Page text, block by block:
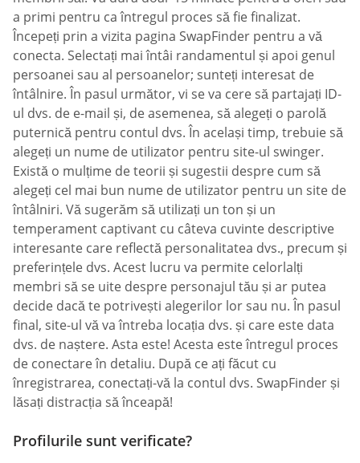
a primi pentru ca întregul proces să fie finalizat.
Începeți prin a vizita pagina SwapFinder pentru a vă
conecta. Selectați mai întâi randamentul și apoi genul
persoanei sau al persoanelor; sunteți interesat de
întâlnire. În pasul următor, vi se va cere să partajați ID-
ul dvs. de e-mail și, de asemenea, să alegeți o parolă
puternică pentru contul dvs. În același timp, trebuie să
alegeți un nume de utilizator pentru site-ul swinger.
Există o mulțime de teorii și sugestii despre cum să
alegeți cel mai bun nume de utilizator pentru un site de
întâlniri. Vă sugerăm să utilizați un ton și un
temperament captivant cu câteva cuvinte descriptive
interesante care reflectă personalitatea dvs., precum și
preferințele dvs. Acest lucru va permite celorlalți
membri să se uite despre personajul tău și ar putea
decide dacă te potrivești alegerilor lor sau nu. În pasul
final, site-ul vă va întreba locația dvs. și care este data
dvs. de naștere. Asta este! Acesta este întregul proces
de conectare în detaliu. După ce ați făcut cu
înregistrarea, conectați-vă la contul dvs. SwapFinder și
lăsați distracția să înceapă!
Profilurile sunt verificate?